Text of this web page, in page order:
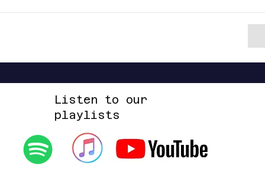
Listen to our
playlists